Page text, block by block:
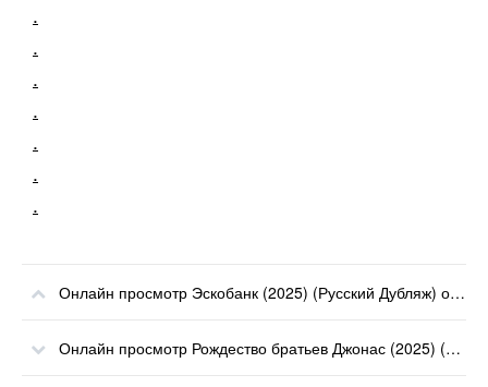
.
.
.
.
.
.
.
Онлайн просмотр Эскобанк (2025) (Русский Дубляж) онлайн
Онлайн просмотр Рождество братьев Джонас (2025) (Русский Дубляж) онлайн